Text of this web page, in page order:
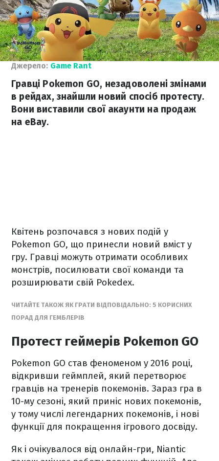
Джерело: Game Rant
Гравці Pokemon GO, незадоволені змінами
в рейдах, знайшли новий спосіб протесту.
Вони виставили свої акаунти на продаж
на eBay.
Квітень розпочався з нових подій у
Pokemon GO, що принесли новий вміст у
гру. Гравці можуть отримати особливих
монстрів, посилювати свої команди та
розширювати свій Pokedex.
ЧИТАЙТЕ ТАКОЖ ЯК ГРАТИ ВІДПОВІДАЛЬНО: 5 КОРИСНИХ
ПОРАД ДЛЯ ГЕМБЛЕРІВ
Протест геймерів Pokemon GO
Pokemon GO став феноменом у 2016 році,
відкривши геймплей, який перетворює
гравців на тренерів покемонів. Зараз гра в
10-му сезоні, який приніс нових покемонів,
у тому числі легендарних покемонів, і нові
функції для покращення ігрового досвіду.
Як і очікувалося від онлайн-гри, Niantic